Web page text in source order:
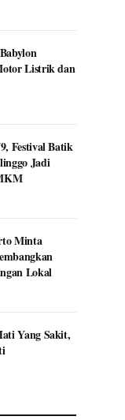
Listrik dan
Festival Batik
Jadi
Minta
Lokal
Yang Sakit,